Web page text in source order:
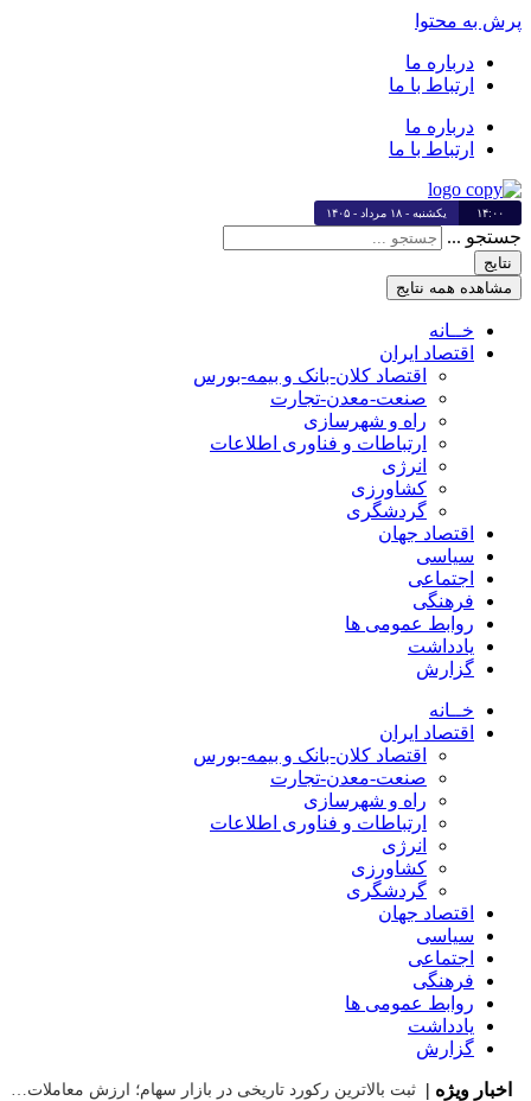
پرش به محتوا
درباره ما
ارتباط با ما
درباره ما
ارتباط با ما
۱۴:۰۰ یکشنبه - ۱۸ مرداد - ۱۴۰۵
جستجو ...
نتایج
مشاهده همه نتایج
خــانه
اقتصاد ایران
اقتصاد کلان-بانک و بیمه-بورس
صنعت-معدن-تجارت
راه و شهرسازی
ارتباطات و فناوری اطلاعات
انرژی
کشاورزی
گردشگری
اقتصاد جهان
سیاسی
اجتماعی
فرهنگی
روابط عمومی ها
یادداشت
گزارش
خــانه
اقتصاد ایران
اقتصاد کلان-بانک و بیمه-بورس
صنعت-معدن-تجارت
راه و شهرسازی
ارتباطات و فناوری اطلاعات
انرژی
کشاورزی
گردشگری
اقتصاد جهان
سیاسی
اجتماعی
فرهنگی
روابط عمومی ها
یادداشت
گزارش
اخبار ویژه | ثبت بالاترین رکورد تاریخی در بازار سهام؛ ارزش معاملات خرد به ۶۶ همت رسید